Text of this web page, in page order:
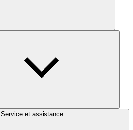
Service et assistance